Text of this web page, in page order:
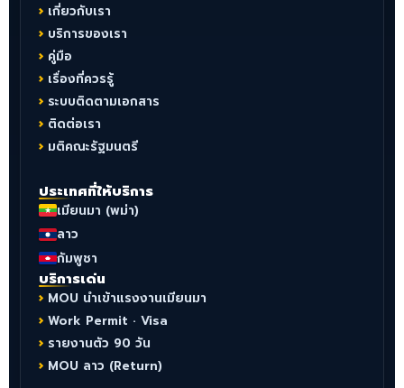
เกี่ยวกับเรา
บริการของเรา
คู่มือ
เรื่องที่ควรรู้
ระบบติดตามเอกสาร
ติดต่อเรา
มติคณะรัฐมนตรี
ประเทศที่ให้บริการ
เมียนมา (พม่า)
ลาว
กัมพูชา
บริการเด่น
MOU นำเข้าแรงงานเมียนมา
Work Permit · Visa
รายงานตัว 90 วัน
MOU ลาว (Return)